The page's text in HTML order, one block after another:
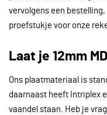
vervolgens een
proefstukje voor onze
Laat je 12mm
Ons plaatmateriaal is
daarnaast heeft Intriplex
vaandel staan. Heb je